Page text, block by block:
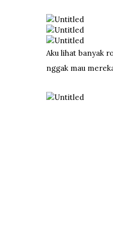
Aku lihat banyak
nggak mau